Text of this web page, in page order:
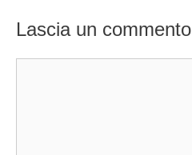
Lascia un commento